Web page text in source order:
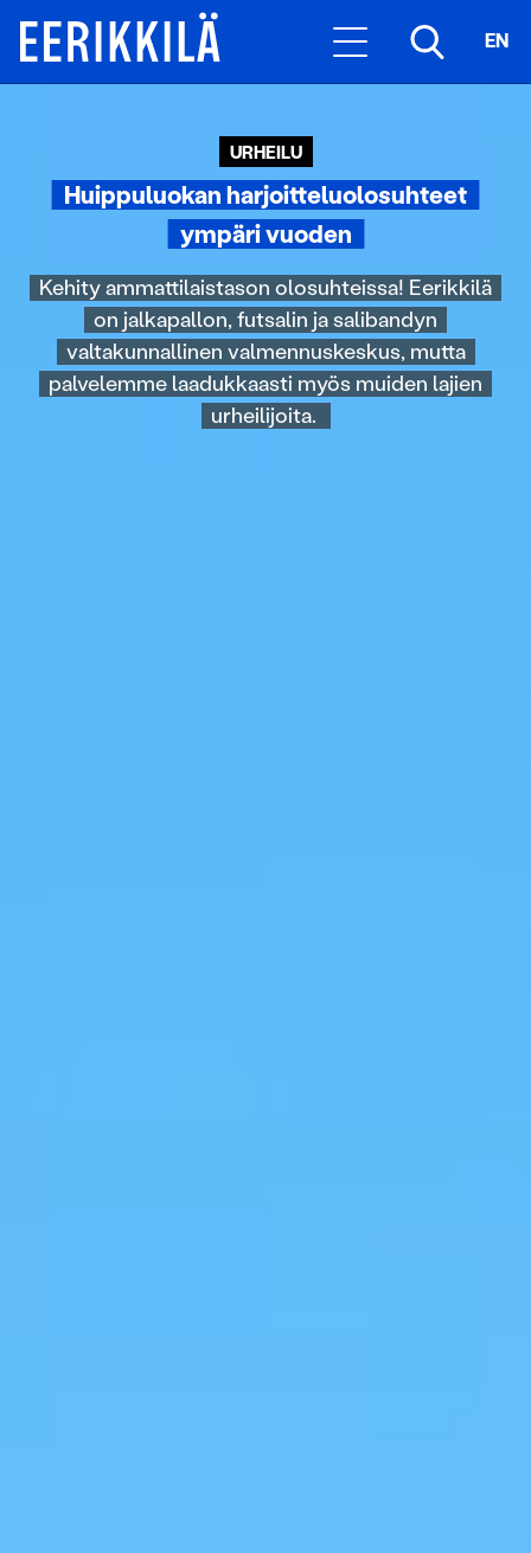
EN
URHEILU
Huippuluokan harjoitteluolosuhteet
ympäri vuoden
Kehity ammattilaistason olosuhteissa! Eerikkilä
on jalkapallon, futsalin ja salibandyn
valtakunnallinen valmennuskeskus, mutta
palvelemme laadukkaasti myös muiden lajien
urheilijoita.